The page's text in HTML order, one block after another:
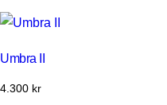
Umbra II
4.300 kr